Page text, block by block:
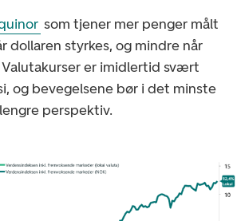
som tjener mer penger målt
dollaren styrkes, og mindre når
Valutakurser er imidlertid svært
og bevegelsene bør i det minste
perspektiv.